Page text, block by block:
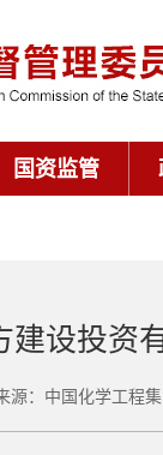
国资监管
建设投资
源：中国化学工程